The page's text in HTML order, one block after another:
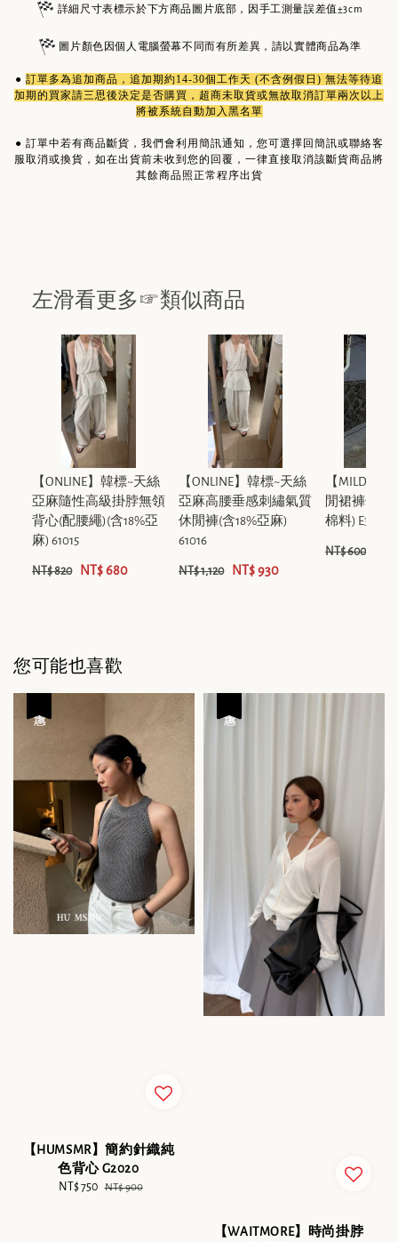
詳細尺寸表標示於下方商品圖片底部，因手工測量誤差值±3cm
圖片顏色因個人電腦螢幕不同而有所差異，請以實體商品為準
● 訂單多為追加商品 ，追加期約14-30個工作天 (不含例假日) 無法等待追
加期的買家請三思後決定是否購買，超商未取貨或無故取消訂單兩次以上
將被系統自動加入黑名單
● 訂單中若有商品斷貨，我們會利用簡訊通知，您可選擇回簡訊或聯絡客
服取消或換貨，如在出貨前未收到您的回覆，一律直接取消該斷貨商品將
其餘商品照正常程序出貨
左滑看更多☞類似商品
【ONLINE】韓標~天絲
亞麻隨性高級掛脖無領
背心(配腰繩)(含18%亞
麻) 61015
NT$ 820 NT$ 680
【ONLINE】韓標~天絲
亞麻高腰垂感刺繡氣質
休閒褲(含18%亞麻)
61016
NT$ 1,120 NT$ 930
【
閒裙褲休閒
棉料) E3096
NT$ 600
您可能也喜歡
【HUMSMR】簡約針織純
色背心 G2020
Sale
NT$ 750 Regular
NT$ 900
【WAITMORE】時尚掛脖